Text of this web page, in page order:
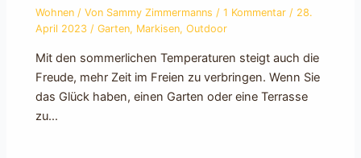
Wohnen / Von Sammy Zimmermanns /1 Kommentar / 28.
April 2023 /Garten, Markisen,Outdoor
Mit den sommerlichen Temperaturen steigt auch die
Freude, mehr Zeit im Freien zu verbringen. Wenn Sie
das Glück haben, einen Garten oder eine Terrasse
zu…